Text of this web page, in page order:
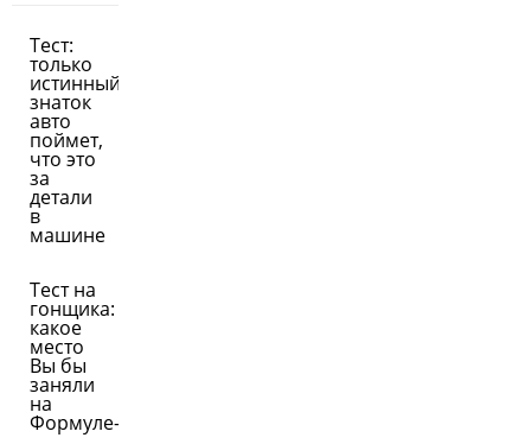
Тест:
только
истинный
знаток
авто
поймет,
что это
за
детали
в
машине
Тест на
гонщика:
какое
место
Вы бы
заняли
на
Формуле-1